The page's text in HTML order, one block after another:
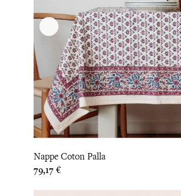
Nappe Coton Palla
Prix
79,17 €